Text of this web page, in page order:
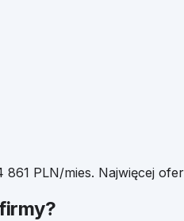
861 PLN/mies. Najwięcej